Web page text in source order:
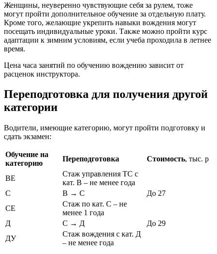
Женщины, неуверенно чувствующие себя за рулем, тоже
могут пройти дополнительное обучение за отдельную плату.
Кроме того, желающие укрепить навыки вождения могут
посещать индивидуальные уроки. Также можно пройти курс
адаптации к зимним условиям, если учеба проходила в летнее
время.
Цена часа занятий по обучению вождению зависит от
расценок инструктора.
Переподготовка для получения другой
категории
Водители, имеющие категорию, могут пройти подготовку и
сдать экзамен:
Обучение на
категорию
Переподготовка Стоимость, тыс. р
ВЕ
Стаж управления ТС с
кат. В – не менее года
С
В → С
До 27
СЕ
Стаж по кат. С – не
менее 1 года
До 29
Д
С → Д
ДУ
Стаж вождения с кат. Д
– не менее года